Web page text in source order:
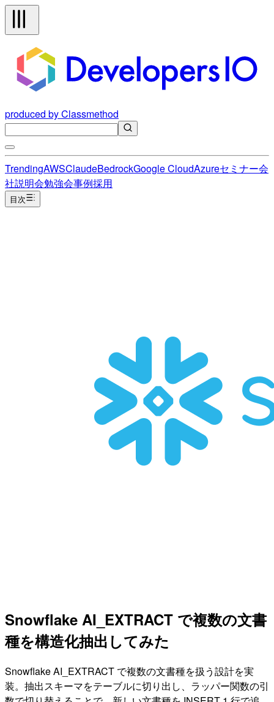
produced by Classmethod
TrendingAWSClaudeBedrockGoogle CloudAzureセミナー会
社説明会勉強会事例採用
目次
Snowflake AI_EXTRACT で複数の文書
種を構造化抽出してみた
Snowflake AI_EXTRACT で複数の文書種を扱う設計を実
装。抽出スキーマをテーブルに切り出し、ラッパー関数の引